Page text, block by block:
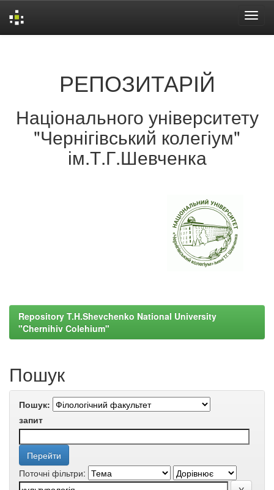
РЕПОЗИТАРІЙ
Національного університету
"Чернігівський колегіум"
ім.Т.Г.Шевченка
Repository T.H.Shevchenko National University
"Chernihiv Colehium"
Пошук
Пошук:
запит
Поточні фільтри: